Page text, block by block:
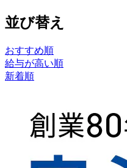
並び替え
おすすめ順
給与が高い順
新着順